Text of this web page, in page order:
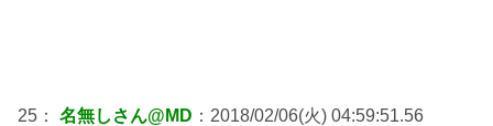
25： 名無しさん@MD ：2018/02/06(火) 04:59:51.56